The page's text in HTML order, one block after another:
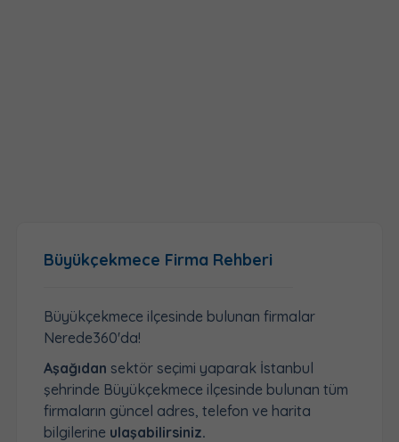
Büyükçekmece Firma Rehberi
Büyükçekmece ilçesinde bulunan firmalar
Nerede360'da!
Aşağıdan sektör seçimi yaparak İstanbul
şehrinde Büyükçekmece ilçesinde bulunan tüm
firmaların güncel adres, telefon ve harita
bilgilerine ulaşabilirsiniz.